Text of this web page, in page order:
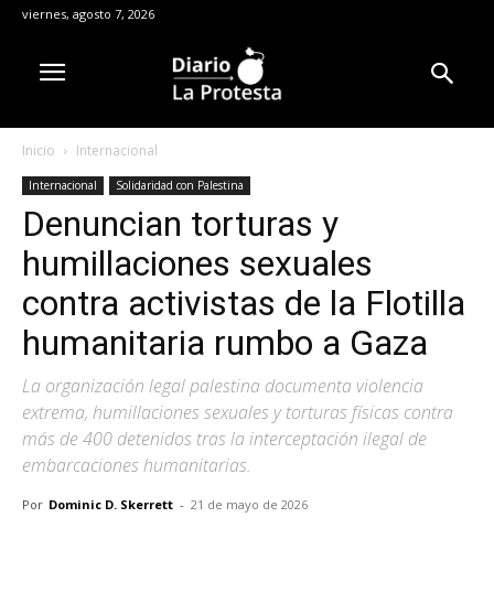
viernes, agosto 7, 2026
Inicio Internacional
Internacional Solidaridad con Palestina
Denuncian torturas y
humillaciones sexuales
contra activistas de la Flotilla
humanitaria rumbo a Gaza
La organización legal palestina documenta violencia
extrema, humillaciones sexuales y torturas físicas contra
más de 400 detenidos tras la interceptación ilegal de
embarcaciones humanitarias.
Por Dominic D. Skerrett - 21 de mayo de 2026